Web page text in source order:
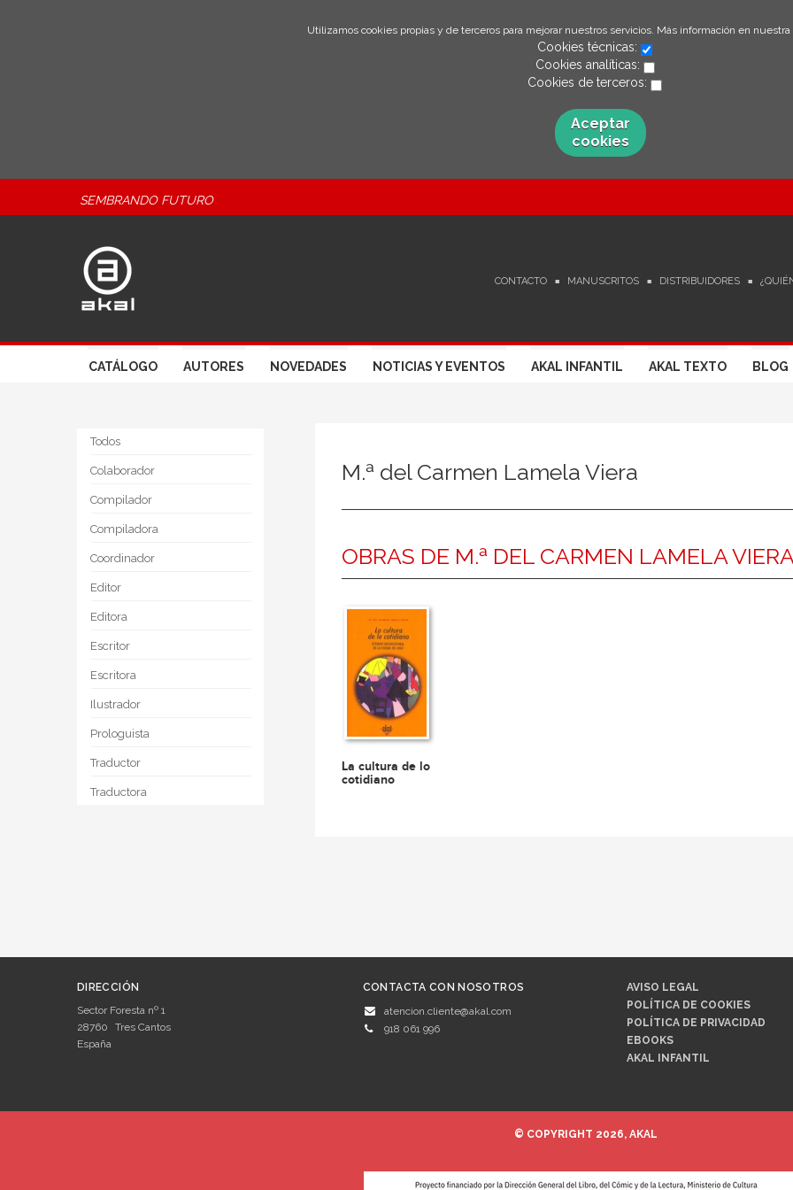
Utilizamos cookies propias y de terceros para mejorar nuestros servicios. Más información en nuestra
Cookies técnicas:
Cookies analíticas:
Cookies de terceros:
Aceptar
cookies
SEMBRANDO FUTURO
CONTACTO MANUSCRITOS DISTRIBUIDORES
CATÁLOGO AUTORES NOVEDADES NOTICIAS Y EVENTOS AKAL INFANTIL AKAL TEXTO BLOG
Todos
Colaborador
Compilador
Compiladora
Coordinador
Editor
Editora
Escritor
Escritora
Ilustrador
Prologuista
Traductor
Traductora
M.ª del Carmen Lamela Viera
OBRAS DE M.ª DEL CARMEN LAMELA
La cultura de lo
cotidiano
DIRECCIÓN
Sector Foresta nº 1
28760
Tres Cantos
España
CONTACTA CON NOSOTROS
atencion.cliente@akal.com
918 061 996
AVISO LEGAL
POLÍTICA DE COOKIES
POLÍTICA DE PRIVACIDAD
EBOOKS
AKAL INFANTIL
© COPYRIGHT 2026, AKAL